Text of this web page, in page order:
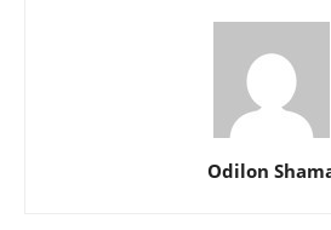
Odilon